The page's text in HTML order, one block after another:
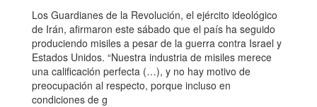
Los Guardianes de la Revolución, el ejército ideológico
de Irán, afirmaron este sábado que el país ha seguido
produciendo misiles a pesar de la guerra contra Israel y
Estados Unidos. “Nuestra industria de misiles merece
una calificación perfecta (…), y no hay motivo de
preocupación al respecto, porque incluso en
condiciones de g